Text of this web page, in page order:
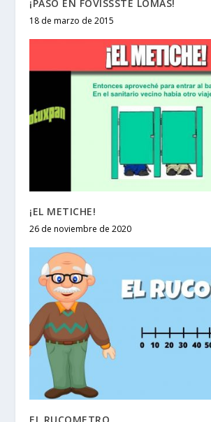
¡PASÓ EN FOVISSSTE LOMAS!
18 de marzo de 2015
¡EL METICHE!
26 de noviembre de 2020